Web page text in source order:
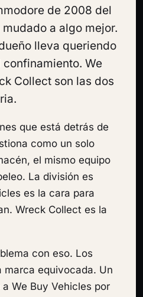
de 2008 del
a algo mejor.
lleva queriendo
We
Collect son las dos
que está detrás de
como un solo
el mismo equipo
La división es
es la cara para
Wreck Collect es la
con eso. Los
marca equivocada. Un
We Buy Vehicles por